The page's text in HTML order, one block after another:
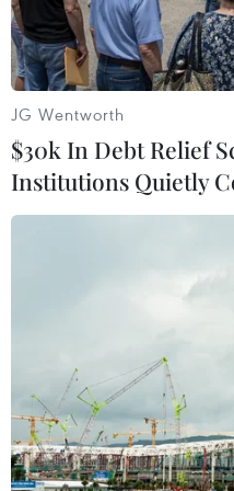
không khí.
Người dân di chuyển dưới
Bản).
Ngày 30/5, chính phủ
hoạch hành động 5
JG Wentworth
$30k In Debt Relief
Institutions Quietly